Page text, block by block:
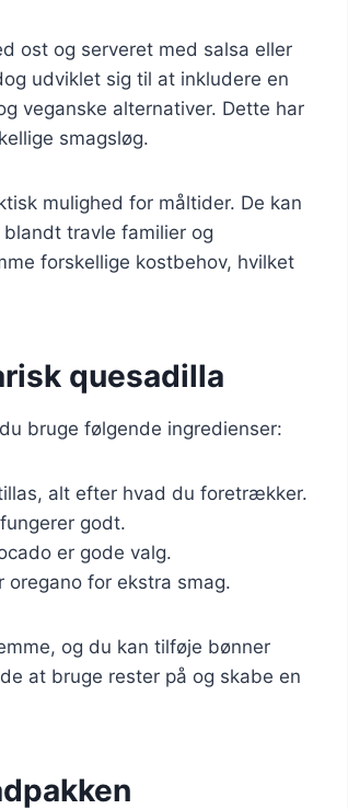
ost og serveret med salsa eller
udviklet sig til at inkludere en
veganske alternativer. Dette har
smagsløg.
mulighed for måltider. De kan
travle familier og
forskellige kostbehov, hvilket
quesadilla
bruge følgende ingredienser:
alt efter hvad du foretrækker.
godt.
er gode valg.
for ekstra smag.
og du kan tilføje bønner
at bruge rester på og skabe en